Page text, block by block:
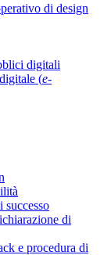
di design
digitali
(e-
successo
di
e procedura di